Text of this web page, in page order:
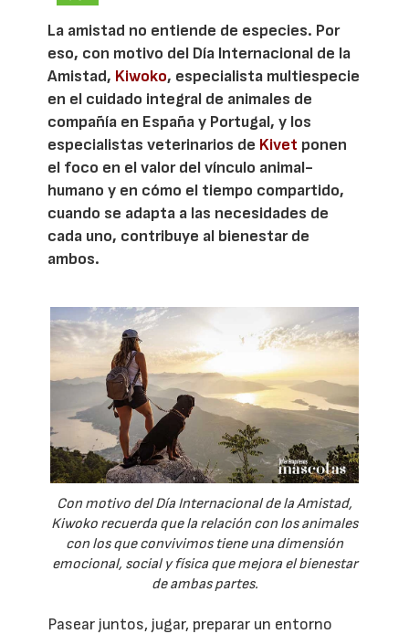
La amistad no entiende de especies. Por
eso, con motivo del Día Internacional de la
Amistad, Kiwoko, especialista multiespecie
en el cuidado integral de animales de
compañía en España y Portugal, y los
especialistas veterinarios de Kivet ponen
el foco en el valor del vínculo animal-
humano y en cómo el tiempo compartido,
cuando se adapta a las necesidades de
cada uno, contribuye al bienestar de
ambos.
Con motivo del Día Internacional de la Amistad,
Kiwoko recuerda que la relación con los animales
con los que convivimos tiene una dimensión
emocional, social y física que mejora el bienestar
de ambas partes.
Pasear juntos, jugar, preparar un entorno